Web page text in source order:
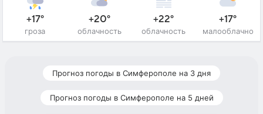
+17°
гроза
+20°
облачность
+22°
облачность
+17°
малооблачно
Прогноз погоды в Симферополе на 3 дня
Прогноз погоды в Симферополе на 5 дней